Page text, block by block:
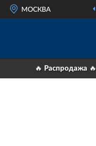
МОСКВА
🔥 Распродажа 🔥